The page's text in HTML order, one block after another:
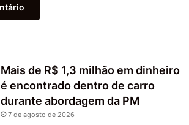
Mais de R$ 1,3 milhão em dinheiro
é encontrado dentro de carro
durante abordagem da PM
7 de agosto de 2026